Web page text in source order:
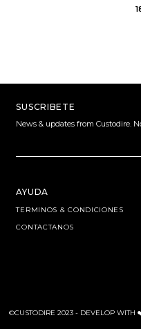
AYUDA
TERMINOS & CONDICIONES
CONTACTANOS
SUSCRIBETE
News & updates from Custodire.
©CUSTODIRE 2023 - DEVELOP WITH